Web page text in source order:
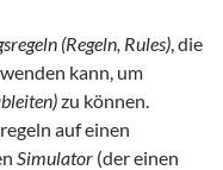
(Regeln, Rules) , die
kann, um
zu können.
auf einen
Simulator (der einen